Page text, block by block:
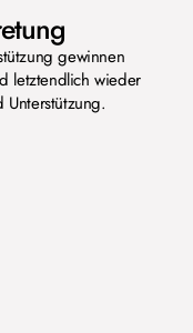
gewinnen
letztendlich wieder